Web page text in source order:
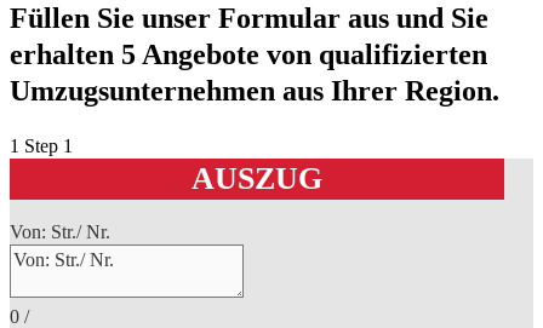
Füllen Sie unser Formular aus und Sie
erhalten 5 Angebote von qualifizierten
Umzugsunternehmen aus Ihrer Region.
1 Step 1
AUSZUG
Von: Str./ Nr.
0 /